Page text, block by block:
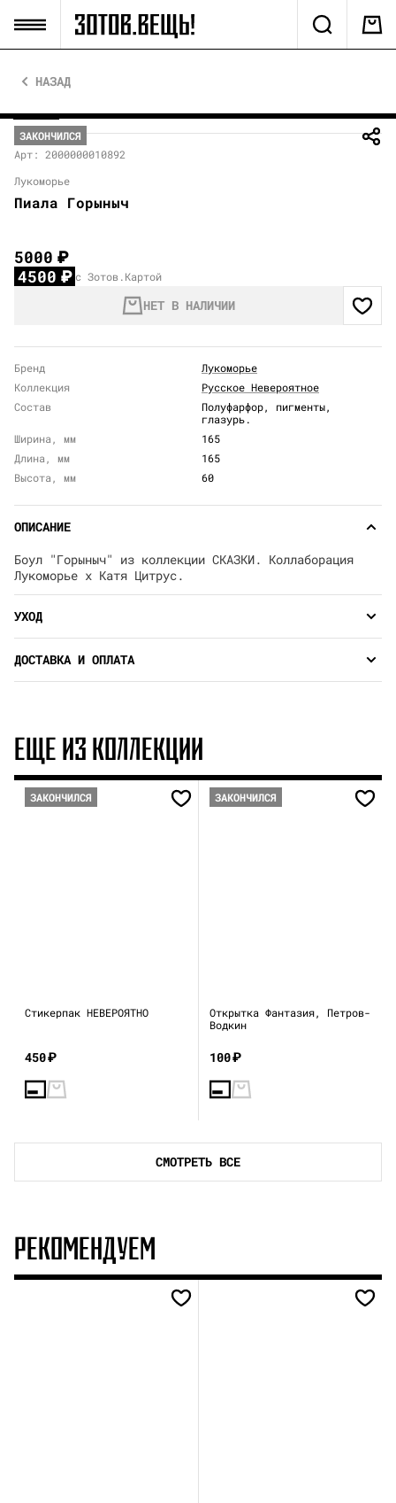
НАЗАД
ЗАКОНЧИЛСЯ
Арт: 2000000010892
Лукоморье
Пиала Горыныч
5000₽
4500₽ с Зотов.Картой
НЕТ В НАЛИЧИИ
Бренд
Лукоморье
Коллекция
Русское Невероятное
Состав
Полуфарфор, пигменты,
глазурь.
Ширина, мм
165
Длина, мм
165
Высота, мм
60
ОПИСАНИЕ
Боул "Горыныч" из коллекции СКАЗКИ. Коллаборация
Лукоморье х Катя Цитрус.
УХОД
ДОСТАВКА И ОПЛАТА
ЕЩЕ ИЗ КОЛЛЕКЦИИ
ЗАКОНЧИЛСЯ
Стикерпак НЕВЕРОЯТНО
450₽
ЗАКОНЧИЛСЯ
Открытка Фантазия, Петров-
Водкин
100₽
СМОТРЕТЬ ВСЕ
РЕКОМЕНДУЕМ